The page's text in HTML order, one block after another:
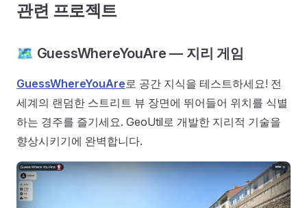
관련 프로젝트
🗺️ GuessWhereYouAre — 지리 게임
GuessWhereYouAre로 공간 지식을 테스트하세요! 전
세계의 랜덤한 스트리트 뷰 장면에 뛰어들어 위치를 식별
하는 경주를 즐기세요. GeoUtil로 개발한 지리적 기술을
향상시키기에 완벽합니다.